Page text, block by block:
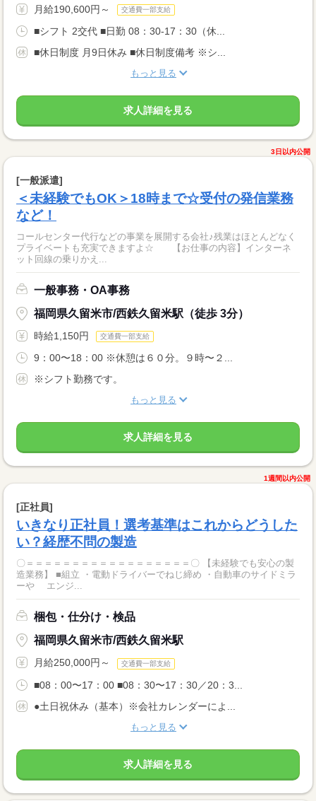
月給190,600円～ 交通費一部支給
■シフト 2交代 ■日勤 08：30-17：30（休...
■休日制度 月9日休み ■休日制度備考 ※シ...
もっと見る
求人詳細を見る
3日以内公開
[一般派遣]
＜未経験でもOK＞18時まで☆受付の発信業務
など！
コールセンター代行などの事業を展開する会社♪残業はほとんどなく
プライベートも充実できますよ☆ 【お仕事の内容】インターネ
ット回線の乗りかえ...
一般事務・OA事務
福岡県久留米市/西鉄久留米駅（徒歩 3分）
時給1,150円 交通費一部支給
9：00〜18：00 ※休憩は６０分。９時〜２...
※シフト勤務です。
もっと見る
求人詳細を見る
1週間以内公開
[正社員]
いきなり正社員！選考基準はこれからどうした
い？経歴不問の製造
〇＝＝＝＝＝＝＝＝＝＝＝＝＝＝＝＝＝＝〇 【未経験でも安心の製
造業務】 ■組立 ・電動ドライバーでねじ締め ・自動車のサイドミラ
ーや エンジ...
梱包・仕分け・検品
福岡県久留米市/西鉄久留米駅
月給250,000円～ 交通費一部支給
■08：00〜17：00 ■08：30〜17：30／20：3...
●土日祝休み（基本）※会社カレンダーによ...
もっと見る
求人詳細を見る